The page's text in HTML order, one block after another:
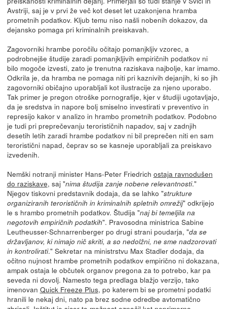
Avstriji, saj je v prvi že več kot deset let uzakonjena hramba
prometnih podatkov. Kljub temu niso našli nobenih dokazov, da
dejansko pomaga pri kriminalnih preiskavah.
Zagovorniki hrambe poročilu očitajo pomanjkljiv vzorec, a
podrobnejše študije zaradi pomanjkljivih empiričnih podatkov ni
bilo mogoče izvesti, zato je trenutna raziskava najbolje, kar imamo.
Odkrila je, da hramba ne pomaga niti pri kaznivih dejanjih, ki so jih
zagovorniki običajno uporabljali kot ilustracije za njeno uporabo.
Tak primer je pregon otroške pornografije, kjer v študiji ugotavljajo,
da je sredstva in napore bolj smiselno investirati v preventivo in
represijo kakor v analizo in hrambo prometnih podatkov. Podobno
je tudi pri preprečevanju terorističnih napadov, saj v zadnjih
desetih letih zaradi hrambe podatkov ni bil preprečen niti en sam
teroristični napad, čeprav so se kasneje uporabljali za preiskavo
izvedenih.
Nemški notranji minister Hans-Peter Friedrich ostaja ravnodušen
do raziskave, saj "nima študija zanje nobene relevantnosti."
Njegov tiskovni predstavnik dodaja, da se lahko "strukture
organiziranih terorističnih in kriminalnih spletnih omrežij" odkrijejo
le s hrambo prometnih podatkov. Študija "naj bi temeljila na
negotovih empiričnih podatkih". Pravosodna ministrica Sabine
Leutheusser-Schnarrenberger po drugi strani poudarja, "da se
državljanov, ki nimajo nič skriti, a so nedolžni, ne sme nadzorovati
in kontrolirati." Sekretar na ministrstvu Max Stadler dodaja, da
očitno nujnost hrambe prometnih podatkov empirično ni dokazana,
ampak ostaja le občutek organov pregona za to potrebo, kar pa
seveda ni dovolj. Namesto tega predlaga blažjo verzijo, tako
imenovan Quick Freeze Plus, po katerem bi se prometni podatki
hranili le nekaj dni, nato pa brez sodne odredbe avtomatično